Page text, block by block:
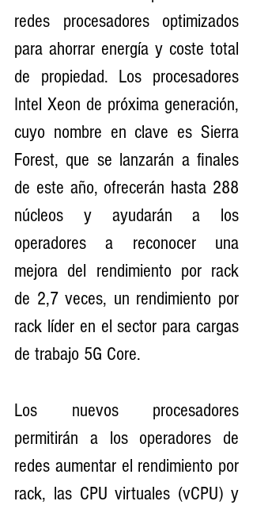
redes procesadores optimizados
para ahorrar energía y coste total
de propiedad. Los procesadores
Intel Xeon de próxima generación,
cuyo nombre en clave es Sierra
Forest, que se lanzarán a finales
de este año, ofrecerán hasta 288
núcleos y ayudarán a los
operadores a reconocer una
mejora del rendimiento por rack
de 2,7 veces, un rendimiento por
rack líder en el sector para cargas
de trabajo 5G Core.
Los nuevos procesadores
permitirán a los operadores de
redes aumentar el rendimiento por
rack, las CPU virtuales (vCPU) y